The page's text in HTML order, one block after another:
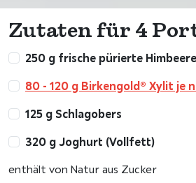
Zutaten für 4
250 g frische pürierte
80 - 120 g Birkengold® Xylit je
125 g Schlagobers
320 g Joghurt (Vollfett)
enthält von Natur aus Zucker